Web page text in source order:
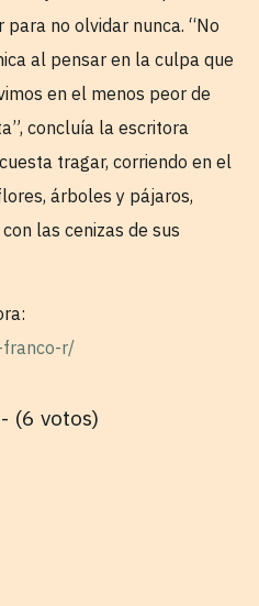
no olvidar nunca. “No
al pensar en la culpa que
en el menos peor de
concluía la escritora
tragar, corriendo en el
árboles y pájaros,
las cenizas de sus
franco-r/
(6 votos)